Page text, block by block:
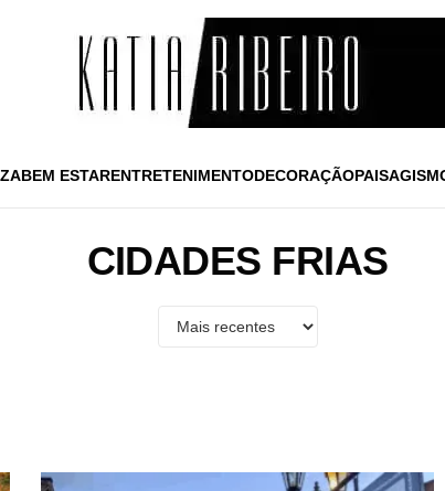
BEM ESTARENTRETENIMENTODECORAÇÃO
CIDADES FRIAS